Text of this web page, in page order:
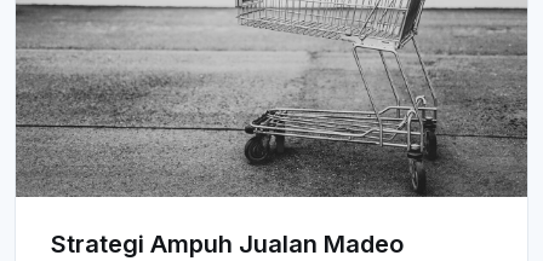
Strategi Ampuh Jualan Madeo